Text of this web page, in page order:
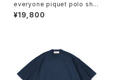
everyone piquet polo shirt
(NAVY)
¥19,800